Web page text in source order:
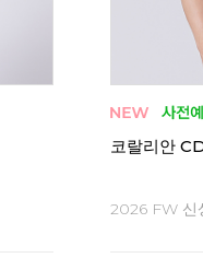
코랄리안
2026 FW 신